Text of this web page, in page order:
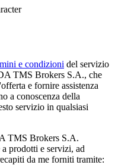
e condizioni del servizio
TMS Brokers S.A., che
e fornire assistenza
a conoscenza della
servizio in qualsiasi
TMS Brokers S.A.
prodotti e servizi, ad
da me forniti tramite: